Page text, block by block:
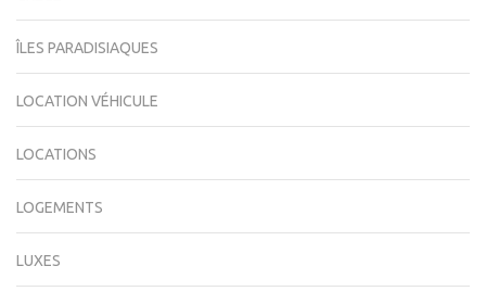
ÎLES PARADISIAQUES
LOCATION VÉHICULE
LOCATIONS
LOGEMENTS
LUXES